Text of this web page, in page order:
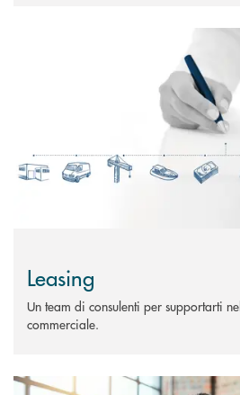
Leasing
Un team di consulenti per supportarti
commerciale.
Scopri di più Factoring